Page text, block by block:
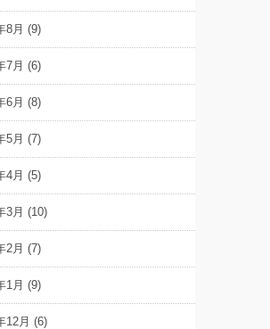
8月 (9)
7月 (6)
6月 (8)
5月 (7)
4月 (5)
3月 (10)
2月 (7)
1月 (9)
12月 (6)